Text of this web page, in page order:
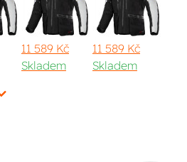
11 589 Kč
Skladem
11 589 Kč
Skladem